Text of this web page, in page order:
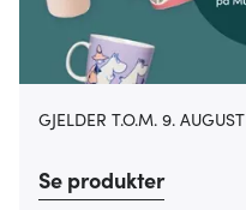
GJELDER T.O.M. 9. AUGUST
Se produkter